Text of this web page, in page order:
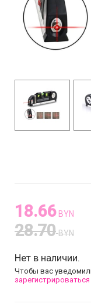
18.66 BYN
28.70 BYN
Нет в наличии.
Чтобы вас
зарегистрироваться